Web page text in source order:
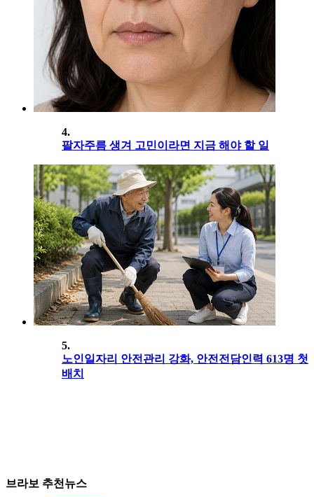
4.
팔자주름 생겨 고민이라면 지금 해야 할 일
5.
노인일자리 안전관리 강화, 안전전담인력 613명 첫
배치
브라보 추천뉴스